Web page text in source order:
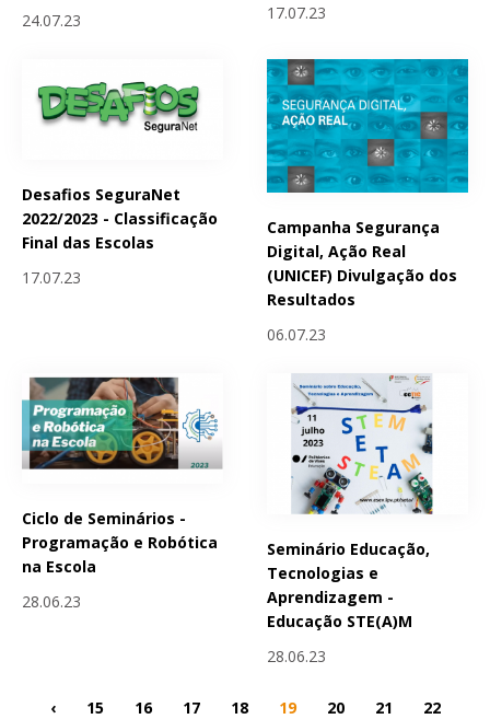
24.07.23
17.07.23
Desafios SeguraNet
2022/2023 - Classificação
Final das Escolas
17.07.23
Campanha Segurança
Digital, Ação Real
(UNICEF) Divulgação dos
Resultados
06.07.23
Ciclo de Seminários -
Programação e Robótica
na Escola
28.06.23
Seminário Educação,
Tecnologias e
Aprendizagem -
Educação STE(A)M
28.06.23
‹ 15 16 17 18 19 20 21
22